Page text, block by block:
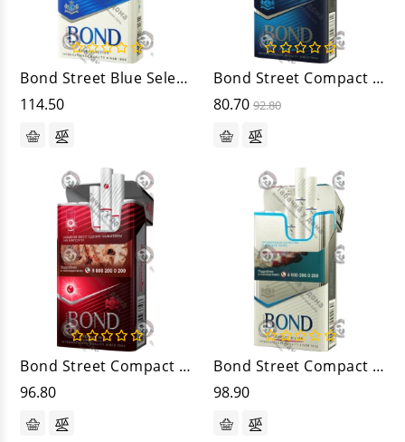
Bond Street Blue Selection
114.50
Bond Street Compact Premium Blue
80.70 92.80
Bond Street Compact Premium Mix Ароматный
96.80
Bond Street Compact Premium Silver
98.90